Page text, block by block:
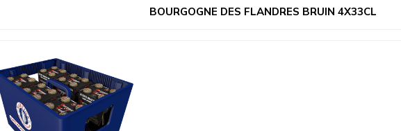
BOURGOGNE DES FLANDRES BRUIN 4X33CL